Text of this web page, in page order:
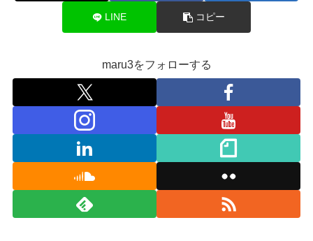
LINE コピー
maru3をフォローする